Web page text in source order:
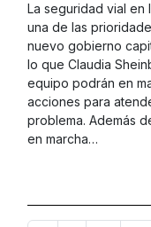
La seguridad vial en
una de las
nuevo gobierno
lo que Claudia
equipo podrán en
acciones para
problema. Además
en marcha…